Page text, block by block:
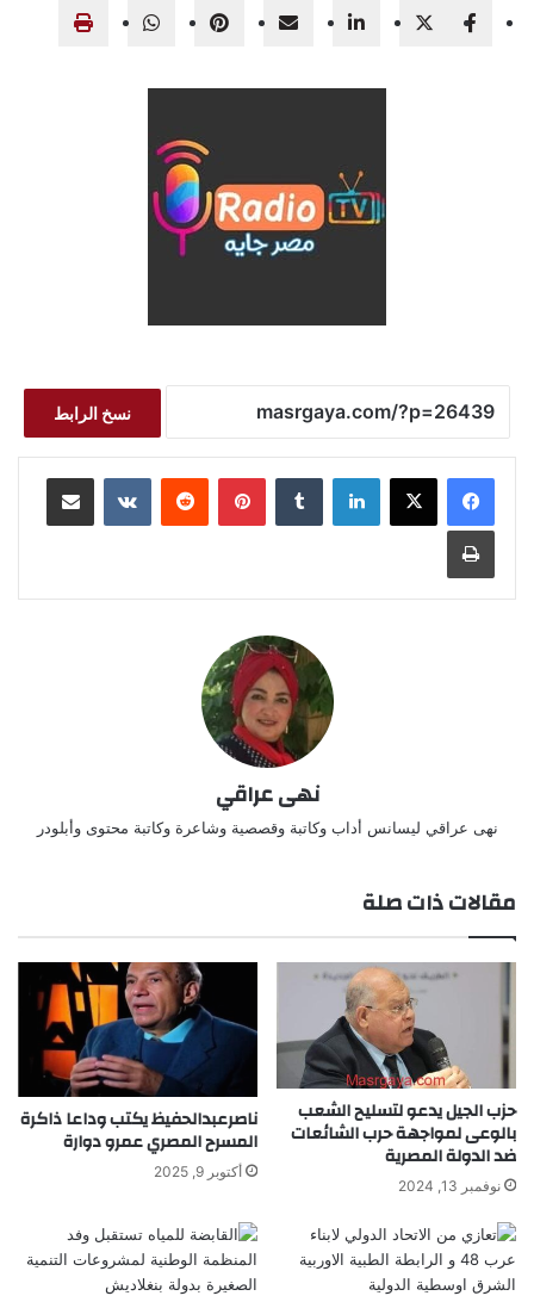
نسخ الرابط
لينكدإن بينتيريست مشاركة عبر البريد
طباعة
نهى عراقي
نهى عراقي ليسانس أداب وكاتبة وقصصية وشاعرة وكاتبة محتوى وأبلودر
مقالات ذات صلة
حزب الجيل يدعو لتسليح الشعب
بالوعى لمواجهة حرب الشائعات
ضد الدولة المصرية
نوفمبر 13, 2024
ناصرعبدالحفيظ يكتب وداعا ذاكرة
المسرح المصري عمرو دوارة
أكتوبر 9, 2025